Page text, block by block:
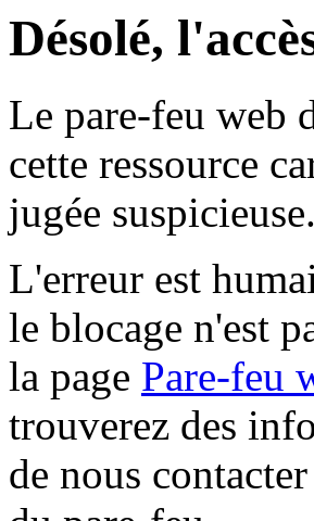
Désolé,
Le pare-feu web
cette ressource
jugée suspicieuse.
L'erreur est
le blocage n'est
la page Pare-feu
trouverez des
de nous